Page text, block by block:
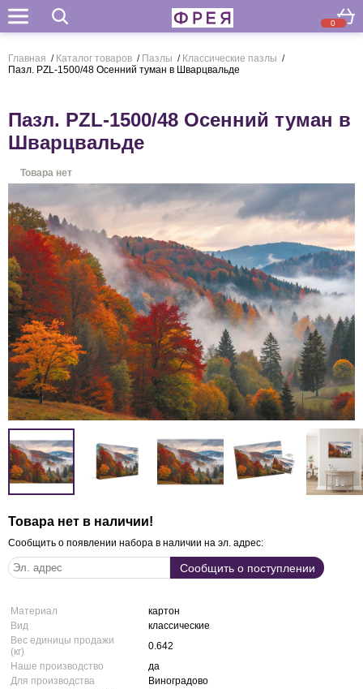
0
Поиск
Главная / Каталог товаров / Пазлы / Классические пазлы /
Пазл. PZL-1500/48 Осенний туман в Шварцвальде
Пазл. PZL-1500/48 Осенний туман в
Шварцвальде
Товара нет
Товара нет в наличии!
Сообщить о появлении набора в наличии на эл. адрес:
Материал
картон
Вид
классические
Вес единицы продажи
(кг)
0.642
Наше производство
да
Для производства
Виноградово